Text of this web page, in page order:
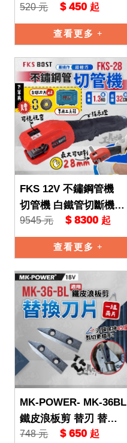
剪枝 剪水管 刀片 配件
電動剪刀 一組兩片
520 元 $ 450 起
查看更多
FKS 12V 不鏽鋼管機
切管機 白鐵管切斷機
金屬切斷機 不鏽鋼管切
斷機 FKS-28 FKS
9545 元 $ 8300 起
查看更多
MK-POWER- MK-36BL
鐵皮浪板剪 替刃 替換
刀片 一組2片 鐵皮剪 浪
748 元 $ 650 起